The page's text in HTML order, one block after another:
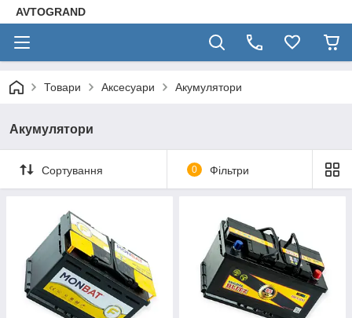
AVTOGRAND
Товари Аксесуари Акумулятори
Акумулятори
Сортування 0 Фільтри